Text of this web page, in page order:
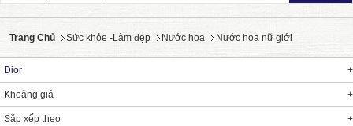
Trang Chủ Sức khỏe -Làm đẹp Nước hoa Nước hoa nữ giới
Dior
Khoảng giá
Sắp xếp theo